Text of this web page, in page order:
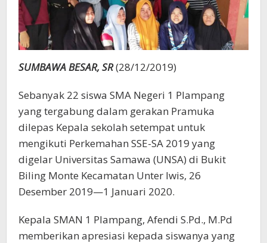
SUMBAWA BESAR, SR(28/12/2019)
Sebanyak 22 siswa SMA Negeri 1 Plampang
yang tergabung dalam gerakan Pramuka
dilepas Kepala sekolah setempat untuk
mengikuti Perkemahan SSE-SA 2019 yang
digelar Universitas Samawa (UNSA) di Bukit
Biling Monte Kecamatan Unter Iwis, 26
Desember 2019—1 Januari 2020.
Kepala SMAN 1 Plampang, Afendi S.Pd., M.Pd
memberikan apresiasi kepada siswanya yang